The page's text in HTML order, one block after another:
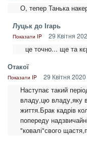
О, тепер Танька
Луцьк до Ігарь
Показати IP 29 Квітня
це точно... ще та
Отакої
Показати IP 29 Квітня
Наступає такий
владу,цю владу,яку
життя.Брак кадрів
попереду
"ковалі"свого